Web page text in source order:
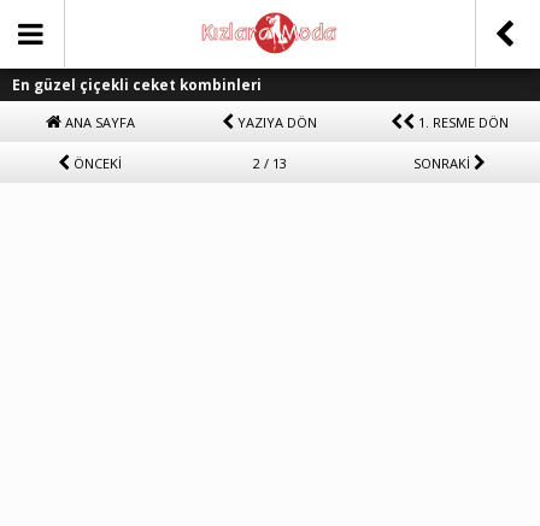
En güzel çiçekli ceket kombinleri
ANA SAYFA YAZIYA DÖN 1. RESME DÖN
ÖNCEKİ 2 / 13 SONRAKİ